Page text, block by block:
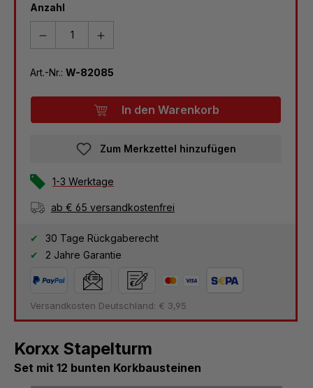
Anzahl
Art.-Nr.: W-82085
In den Warenkorb
Zum Merkzettel hinzufügen
1-3 Werktage
ab € 65 versandkostenfrei
30 Tage Rückgaberecht
2 Jahre Garantie
Versandkosten Deutschland: € 3,95
Korxx Stapelturm
Set mit 12 bunten Korkbausteinen